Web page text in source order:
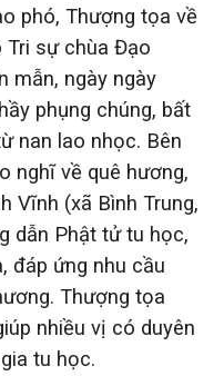
phó, Thượng tọa về
Tri sự chùa Đạo
mẫn, ngày ngày
phụng chúng, bất
nan lao nhọc. Bên
nghĩ về quê hương,
Vĩnh (xã Bình Trung,
dẫn Phật tử tu học,
đáp ứng nhu cầu
Thượng tọa
nhiều vị có duyên
tu học.